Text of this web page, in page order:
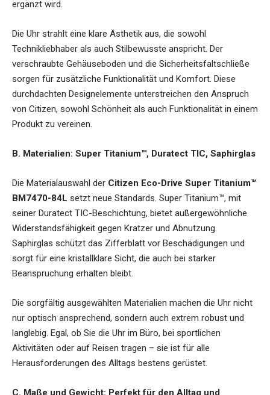
ergänzt wird.
Die Uhr strahlt eine klare Ästhetik aus, die sowohl
Technikliebhaber als auch Stilbewusste anspricht. Der
verschraubte Gehäuseboden und die Sicherheitsfaltschließe
sorgen für zusätzliche Funktionalität und Komfort. Diese
durchdachten Designelemente unterstreichen den Anspruch
von Citizen, sowohl Schönheit als auch Funktionalität in einem
Produkt zu vereinen.
B. Materialien: Super Titanium™, Duratect TIC, Saphirglas
Die Materialauswahl der Citizen Eco-Drive Super Titanium™
BM7470-84L setzt neue Standards. Super Titanium™, mit
seiner Duratect TIC-Beschichtung, bietet außergewöhnliche
Widerstandsfähigkeit gegen Kratzer und Abnutzung.
Saphirglas schützt das Zifferblatt vor Beschädigungen und
sorgt für eine kristallklare Sicht, die auch bei starker
Beanspruchung erhalten bleibt.
Die sorgfältig ausgewählten Materialien machen die Uhr nicht
nur optisch ansprechend, sondern auch extrem robust und
langlebig. Egal, ob Sie die Uhr im Büro, bei sportlichen
Aktivitäten oder auf Reisen tragen – sie ist für alle
Herausforderungen des Alltags bestens gerüstet.
C. Maße und Gewicht: Perfekt für den Alltag und